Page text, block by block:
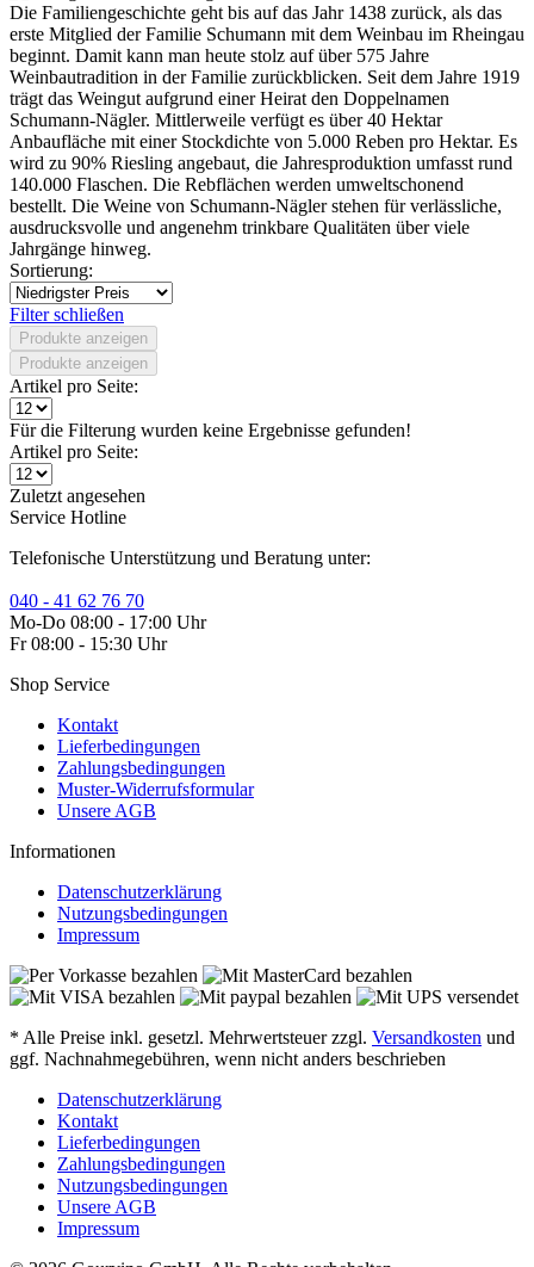
Die Familiengeschichte geht bis auf das Jahr 1438 zurück, als das
erste Mitglied der Familie Schumann mit dem Weinbau im Rheingau
beginnt. Damit kann man heute stolz auf über 575 Jahre
Weinbautradition in der Familie zurückblicken. Seit dem Jahre 1919
trägt das Weingut aufgrund einer Heirat den Doppelnamen
Schumann-Nägler. Mittlerweile verfügt es über 40 Hektar
Anbaufläche mit einer Stockdichte von 5.000 Reben pro Hektar. Es
wird zu 90% Riesling angebaut, die Jahresproduktion umfasst rund
140.000 Flaschen. Die Rebflächen werden umweltschonend
bestellt. Die Weine von Schumann-Nägler stehen für verlässliche,
ausdrucksvolle und angenehm trinkbare Qualitäten über viele
Jahrgänge hinweg.
Sortierung:
Filter schließen
Produkte anzeigen
Produkte anzeigen
Artikel pro Seite:
Für die Filterung wurden keine Ergebnisse gefunden!
Artikel pro Seite:
Zuletzt angesehen
Service Hotline
Telefonische Unterstützung und Beratung unter:
040 - 41 62 76 70
Mo-Do 08:00 - 17:00 Uhr
Fr 08:00 - 15:30 Uhr
Shop Service
Kontakt
Lieferbedingungen
Zahlungsbedingungen
Muster-Widerrufsformular
Unsere AGB
Informationen
Datenschutzerklärung
Nutzungsbedingungen
Impressum
* Alle Preise inkl. gesetzl. Mehrwertsteuer zzgl. Versandkosten und
ggf. Nachnahmegebühren, wenn nicht anders beschrieben
Datenschutzerklärung
Kontakt
Lieferbedingungen
Zahlungsbedingungen
Nutzungsbedingungen
Unsere AGB
Impressum